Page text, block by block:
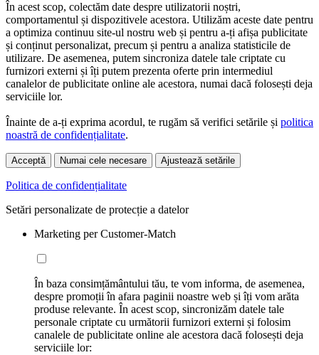
În acest scop, colectăm date despre utilizatorii noștri,
comportamentul și dispozitivele acestora. Utilizăm aceste date pentru
a optimiza continuu site-ul nostru web și pentru a-ți afișa publicitate
și conținut personalizat, precum și pentru a analiza statisticile de
utilizare. De asemenea, putem sincroniza datele tale criptate cu
furnizori externi și îți putem prezenta oferte prin intermediul
canalelor de publicitate online ale acestora, numai dacă folosești deja
serviciile lor.
Înainte de a-ți exprima acordul, te rugăm să verifici setările și politica
noastră de confidențialitate.
Acceptă Numai cele necesare Ajustează setările
Politica de confidențialitate
Setări personalizate de protecție a datelor
Marketing per Customer-Match
În baza consimțământului tău, te vom informa, de asemenea,
despre promoții în afara paginii noastre web și îți vom arăta
produse relevante. În acest scop, sincronizăm datele tale
personale criptate cu următorii furnizori externi și folosim
canalele de publicitate online ale acestora dacă folosești deja
serviciile lor: